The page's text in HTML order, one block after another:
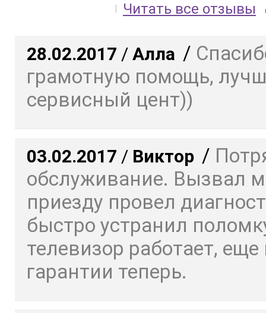
Читать все отзывы
28.02.2017 / Алла /
грамотную помощь,
сервисный цент))
03.02.2017 / Виктор /
обслуживание. Вызвал
приезду провел
быстро устранил
телевизор работает, еще
гарантии теперь.